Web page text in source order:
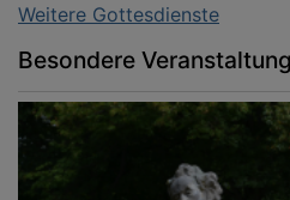
Weitere Gottesdienste
Besondere